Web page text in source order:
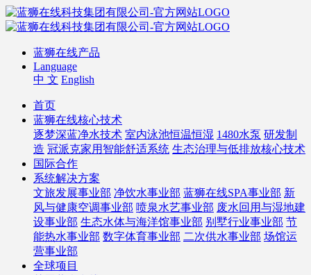
蓝狮在线产品
Language
中 文 English
首页
蓝狮在线核心技术
逐梦深蓝净水技术 室内泳池恒温恒湿 1480水泵 研发制
造 冠派克家用智能舒适系统 生态治理与低排放核心技术
国际合作
系统解决方案
文旅发展事业部 净饮水事业部 蓝狮在线SPA事业部 新
风与健康空调事业部 喷泉水艺事业部 废水回用与湿地建
设事业部 生态水体与海洋馆事业部 别墅行业事业部 节
能热水事业部 数字体育事业部 二次供水事业部 场馆运
营事业部
全球项目